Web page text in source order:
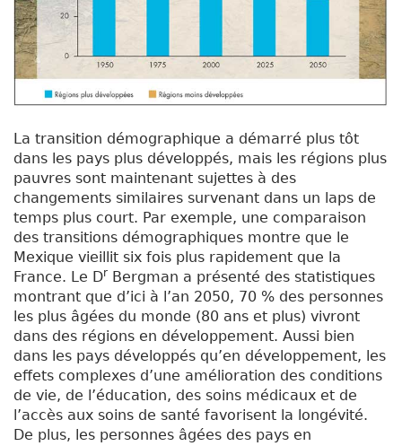
La transition démographique a démarré plus tôt
dans les pays plus développés, mais les régions plus
pauvres sont maintenant sujettes à des
changements similaires survenant dans un laps de
temps plus court. Par exemple, une comparaison
des transitions démographiques montre que le
Mexique vieillit six fois plus rapidement que la
France. Le Dr Bergman a présenté des statistiques
montrant que d’ici à l’an 2050, 70 % des personnes
les plus âgées du monde (80 ans et plus) vivront
dans des régions en développement. Aussi bien
dans les pays développés qu’en développement, les
effets complexes d’une amélioration des conditions
de vie, de l’éducation, des soins médicaux et de
l’accès aux soins de santé favorisent la longévité.
De plus, les personnes âgées des pays en